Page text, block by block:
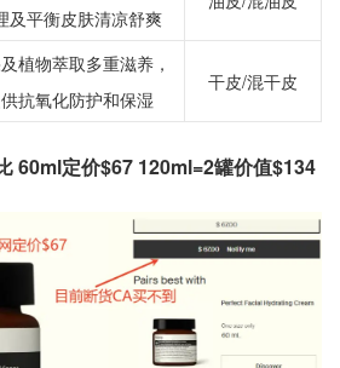
及平衡皮肤清凉舒爽
植物萃取多重滋养，
抗氧化防护和保湿
干皮/混干皮
60ml定价$67 120ml=2罐价值$134